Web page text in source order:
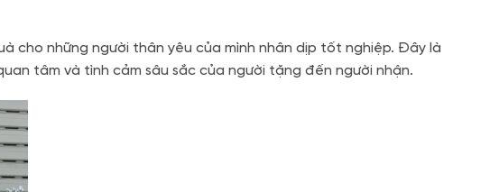
cho những người thân yêu của mình nhân dịp tốt nghiệp. Đây là
tâm và tình cảm sâu sắc của người tặng đến người nhận.